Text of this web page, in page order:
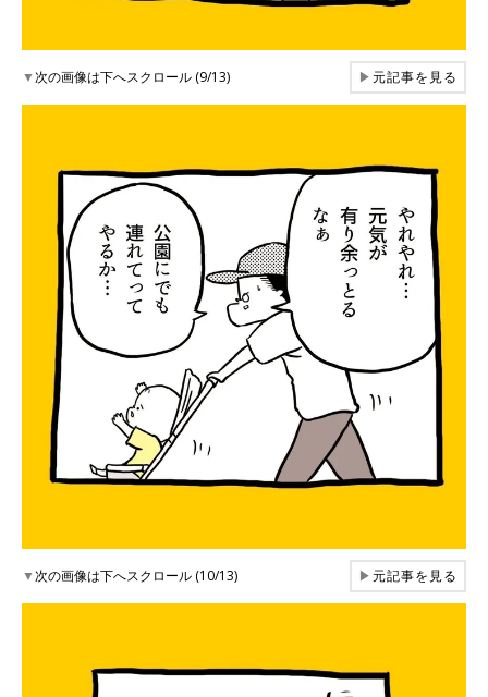
▼次の画像は下へスクロール (9/13) ▶元記事を見る
▼次の画像は下へスクロール (10/13) ▶元記事を見る